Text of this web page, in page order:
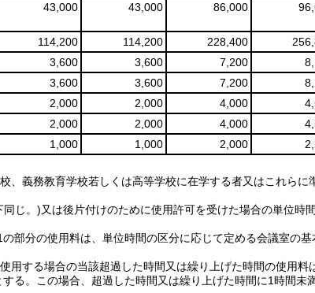
43,000 43,000 86,000
114,200 114,200 228,400
3,600 3,600 7,200
3,600 3,600 7,200
2,000 2,000 4,000
2,000 2,000 4,000
1,000 1,000 2,000
義務教育学校若しくは高等学校に在学する者又はこれらに
。)又は後片付けのために使用許可を受けた場合の単位時
分の使用料は、単位時間の区分に応じて定める会議室の
する場合の当該超過した時間又は繰り上げた時間の使用料
る。この場合、超過した時間又は繰り上げた時間に1時間未